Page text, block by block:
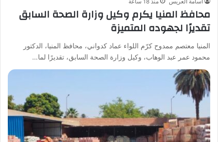
محافظ المنيا يكرم وكيل وزارة الصحة السابق
تقديرًا لجهوده المتميزة
المنيا معتصم ممدوح كرّم اللواء عماد كدواني، محافظ المنيا، الدكتور
محمود عمر عبد الوهاب، وكيل وزارة الصحة السابق، تقديرًا لما…